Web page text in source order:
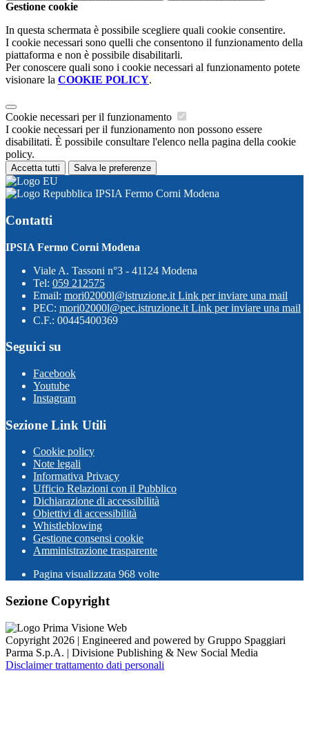
Gestione cookie
In questa schermata è possibile scegliere quali cookie consentire.
I cookie necessari sono quelli che consentono il funzionamento della
piattaforma e non è possibile disabilitarli.
Per conoscere quali sono i cookie necessari al funzionamento potete
visionare la COOKIE POLICY.
Cookie necessari per il funzionamento
I cookie necessari per il funzionamento non possono essere
disabilitati. È possibile consultare l'elenco nella pagina della cookie
policy.
Accetta tutti Salva le preferenze
IPSIA Fermo Corni Modena
Contatti
IPSIA Fermo Corni Modena
Viale A. Tassoni n°3 - 41124 Modena
Tel: 059 212575
Email: mori02000l@istruzione.it Link per inviare una mail
PEC: mori02000l@pec.istruzione.it Link per inviare una mail
C.F.: 00445400369
Seguici su
Facebook
Youtube
Instagram
Sezione Link Utili
Cookie policy
Note legali
Informativa Privacy
Ufficio Relazioni con il Pubblico
Dichiarazione di accessibilità
Obiettivi di accessibilità
Whistleblowing
Gestione consensi cookie
Amministrazione trasparente
Pagina visualizzata 968 volte
Sezione Copyright
Copyright 2026 | Engineered and powered by Gruppo Spaggiari
Parma S.p.A. | Divisione Publishing & New Social Media
Disclaimer trattamento dati personali